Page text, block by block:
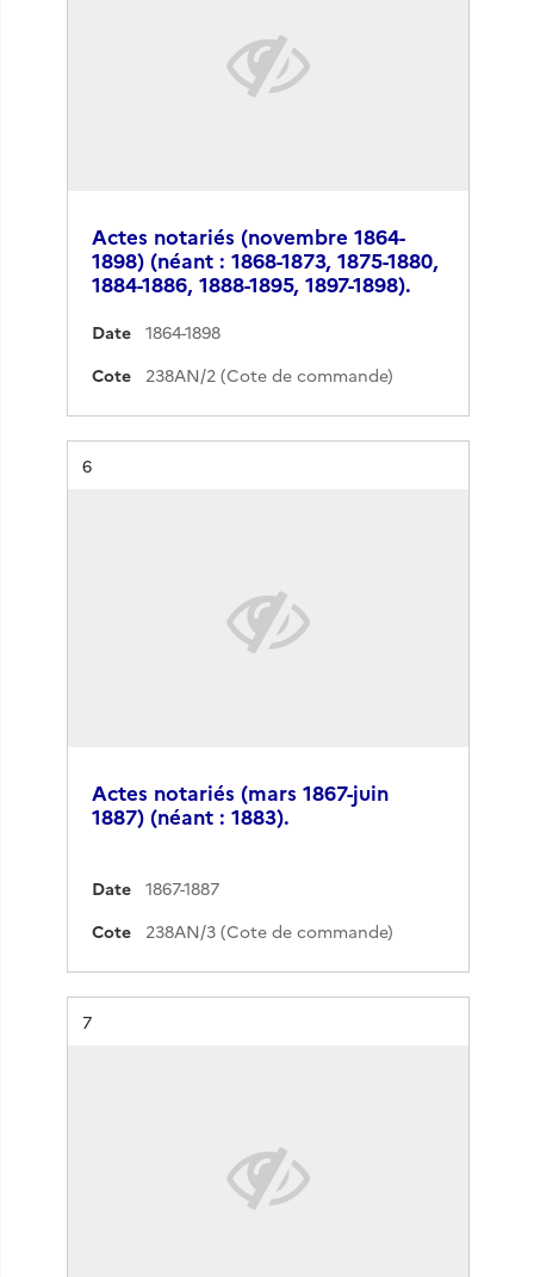
Actes notariés (novembre 1864-
1898) (néant : 1868-1873, 1875-1880,
1884-1886, 1888-1895, 1897-1898).
Date
1864-1898
Cote
238AN/2 (Cote de commande)
Résultat n°
6
Actes notariés (mars 1867-juin
1887) (néant : 1883).
Date
1867-1887
Cote
238AN/3 (Cote de commande)
Résultat n°
7